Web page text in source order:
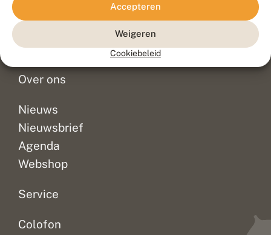
Accepteren
Weigeren
Cookiebeleid
Veelgestelde vragen
Doneer
Over ons
Nieuws
Nieuwsbrief
Agenda
Webshop
Service
Colofon
Sitemap